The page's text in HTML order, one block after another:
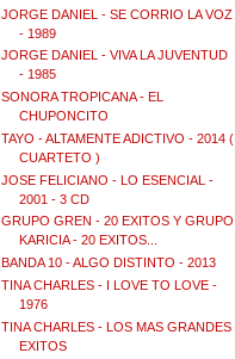
JORGE DANIEL - SE CORRIO LA VOZ
- 1989
JORGE DANIEL - VIVA LA JUVENTUD
- 1985
SONORA TROPICANA - EL
CHUPONCITO
TAYO - ALTAMENTE ADICTIVO - 2014 (
CUARTETO )
JOSE FELICIANO - LO ESENCIAL -
2001 - 3 CD
GRUPO GREN - 20 EXITOS Y GRUPO
KARICIA - 20 EXITOS...
BANDA 10 - ALGO DISTINTO - 2013
TINA CHARLES - I LOVE TO LOVE -
1976
TINA CHARLES - LOS MAS GRANDES
EXITOS